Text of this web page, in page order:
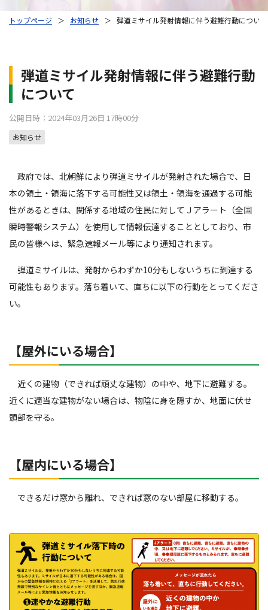
トップページ ＞ お知らせ ＞ 弾道ミサイル発射情報に伴う避難行動について
弾道ミサイル発射情報に伴う避難行動
について
公開日時：2024年03月26日 17時00分
お知らせ
政府では、北朝鮮により弾道ミサイルが発射された場合で、日
本の領土・領海に落下する可能性又は領土・領海を通過する可能
性があるときは、関係する地域の住民に対してＪアラート（全国
瞬時警報システム）を使用して情報伝達することとしており、市
民の皆様へは、緊急速報メール等により通知されます。
弾道ミサイルは、発射からわずか10分もしないうちに到達する
可能性もあります。落ち着いて、直ちに以下の行動をとってくださ
い。
【屋外にいる場合】
近くの建物（できれば頑丈な建物）の中や、地下に避難する。
近くに適当な建物がない場合は、物陰に身を隠すか、地面に伏せ
頭部を守る。
【屋内にいる場合】
できるだけ窓から離れ、できれば窓のない部屋に移動する。